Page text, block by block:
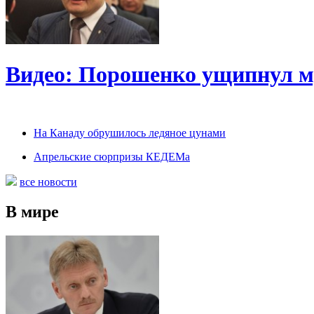
Видео: Порошенко ущипнул
На Канаду обрушилось ледяное цунами
Апрельские сюрпризы КЕДЕМа
все новости
В мире